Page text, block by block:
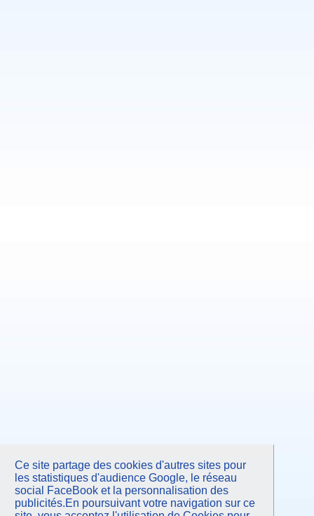
Ce site partage des cookies d'autres sites pour
les statistiques d'audience Google, le réseau
social FaceBook et la personnalisation des
publicités.En poursuivant votre navigation sur ce